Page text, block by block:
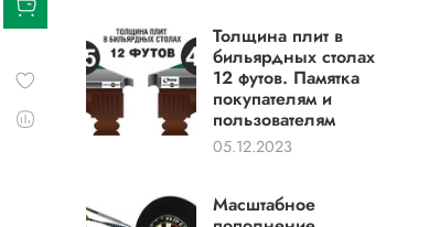
Толщина плит в
бильярдных столах
12 футов. Памятка
покупателям и
пользователям
05.12.2023
Масштабное